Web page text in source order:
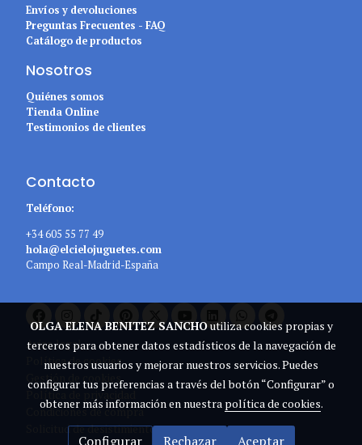
Envíos y devoluciones
Preguntas Frecuentes - FAQ
Catálogo de productos
Nosotros
Quiénes somos
Tienda Online
Testimonios de clientes
Contacto
Teléfono:
+34 605 55 77 49
hola@elcielojuguetes.com
Campo Real-Madrid-España
Aviso legal
Política de cookies
Gestión de cookies
Política de privacidad
Condiciones de compra
Solicitud de desistimiento
OLGA ELENA BENITEZ SANCHOutiliza cookies propias y
terceros para obtener datos estadísticos de la navegación de
nuestros usuarios y mejorar nuestros servicios. Puedes
configurar tus preferencias a través del botón “Configurar” o
obtener más información en nuestra política de cookies.
Configurar Rechazar Aceptar